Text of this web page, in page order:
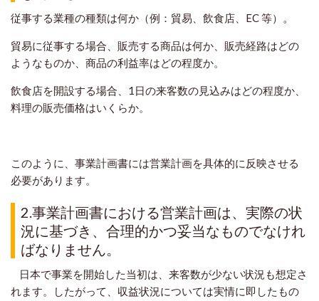
従事する業種の種類は何か（例：貿易、飲食店、EC 等）。
貿易に従事する場合、販売する商品は何か、販売経路はどの
ようなものか、商品の利益率はどの程度か。
飲食店を開設する場合、1日の来客数の見込みはどの程度か、
料理の販売価格はいくらか。
このように、事業計画書には営業計画を具体的に反映させる
必要があります。
2.事業計画書における営業計画は、実際の状
況に基づき、合理的かつ妥当なものでなけれ
ばなりません。
日本で事業を開始した当初は、来客数が少ない状況も想定さ
れます。したがって、収益状況については実情に即したもの